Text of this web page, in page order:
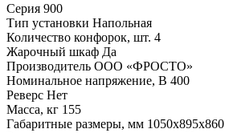
Серия 900
Тип установки Напольная
Количество конфорок, шт. 4
Жарочный шкаф Да
Производитель ООО «ФРОСТО»
Номинальное напряжение, В 400
Реверс Нет
Масса, кг 155
Габаритные размеры, мм 1050x895x860